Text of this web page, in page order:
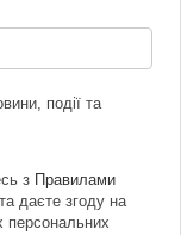
події та
з Правилами
та даєте згоду на
персональних